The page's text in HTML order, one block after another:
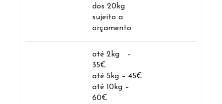
dos 20kg
sujeito a
orçamento
até 2kg –
35€
até 5kg – 45€
até 10kg –
60€